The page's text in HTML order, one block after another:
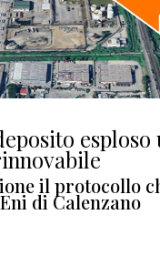
esploso
il protocollo
di Calenzano